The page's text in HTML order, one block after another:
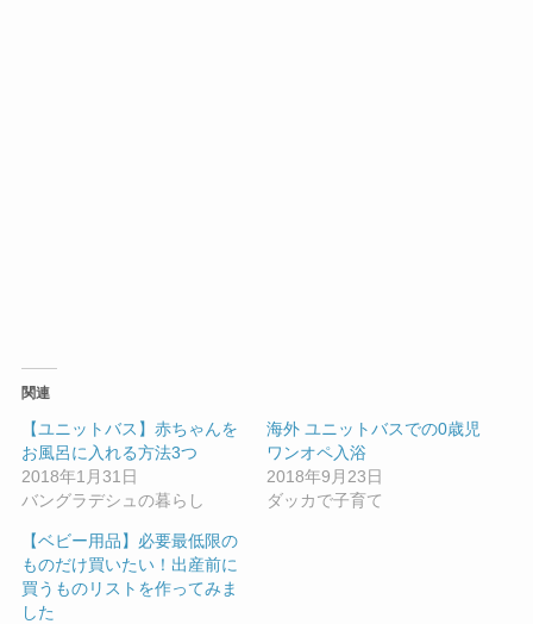
関連
【ユニットバス】赤ちゃんを
お風呂に入れる方法3つ
2018年1月31日
バングラデシュの暮らし
海外 ユニットバスでの0歳児
ワンオペ入浴
2018年9月23日
ダッカで子育て
【ベビー用品】必要最低限の
ものだけ買いたい！出産前に
買うものリストを作ってみま
した